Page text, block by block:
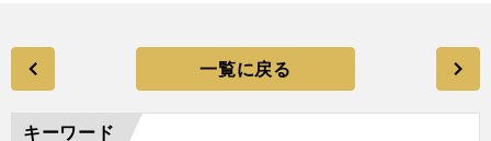
一覧に戻る
キーワード